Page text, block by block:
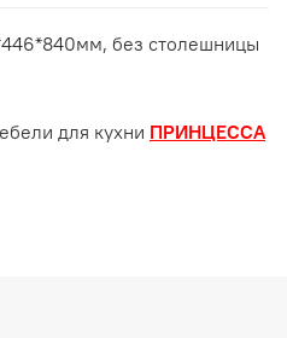
без столешницы
для кухни ПРИНЦЕССА